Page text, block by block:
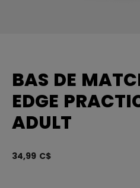
BAS DE
EDGE
ADULT
34,99 C$